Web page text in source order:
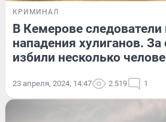
КРИМИНАЛ
В Кемерове
нападения хулиганов.
избили несколько
23 апреля, 2024, 14:47 2 519 1